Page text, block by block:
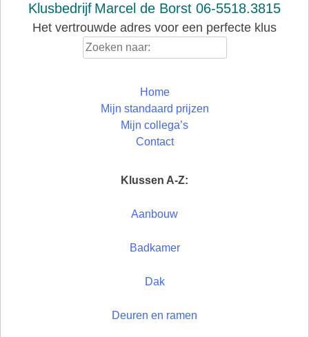
Klusbedrijf Marcel de Borst 06-5518.3815
Het vertrouwde adres voor een perfecte klus
Home
Mijn standaard prijzen
Mijn collega’s
Contact
Klussen A-Z:
Aanbouw
Badkamer
Dak
Deuren en ramen